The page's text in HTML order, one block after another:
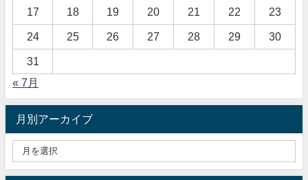
17 18 19 20 21 22 23
24 25 26 27 28 29 30
31
« 7月
月別アーカイブ